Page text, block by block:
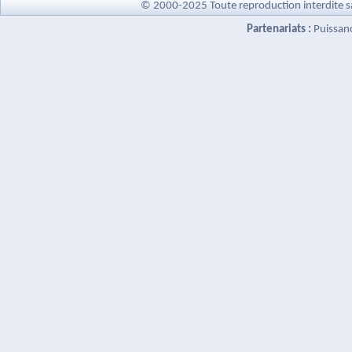
© 2000-2025 Toute reproduction interdite
Partenariats :